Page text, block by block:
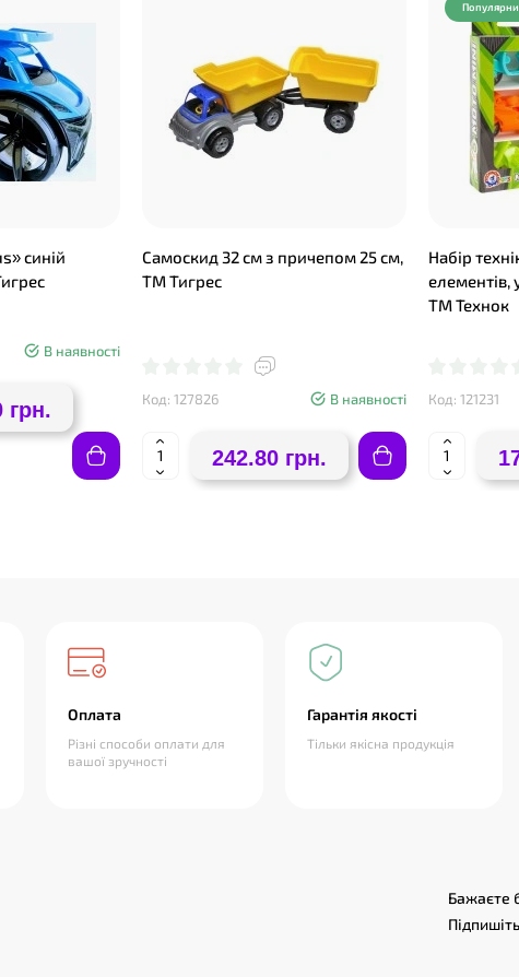
синій
В наявності
грн.
Самоскид 32 см з причепом 25 см,
ТМ Тигрес
Код: 127826 В наявності
242.80 грн.
Набір
елементів,
ТМ Технок
Код: 121231
Оплата
Різні способи оплати для
вашої зручності
Гарантія якості
Тільки якісна продукція
Бажаєте